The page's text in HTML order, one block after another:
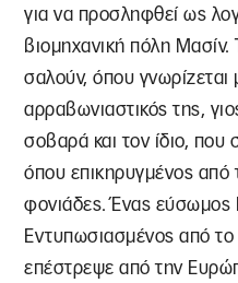
για να προσληφθεί ως
βιομηχανική πόλη
σαλούν, όπου
αρραβωνιαστικός της,
σοβαρά και τον ίδιο, που
όπου επικηρυγμένος από
φονιάδες. Ένας εύσωμος
Εντυπωσιασμένος από το
επέστρεψε από την